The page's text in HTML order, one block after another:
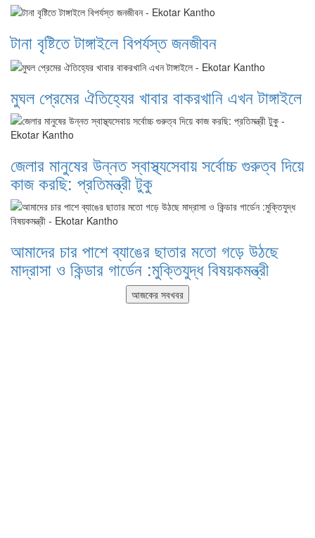
টানা বৃষ্টিতে টাঙ্গাইলে বিপর্যস্ত জনজীবন
মুঘল প্রেমের ঐতিহ্যের খাবার বাকরখানি এখন টাঙ্গাইলে
জেলার মানুষের উন্নত স্বাস্থ্যসেবায় সর্বোচ্চ গুরুত্ব দিয়ে
কাজ করছি: প্রতিমন্ত্রী টুকু
আমাদের চার পাশে ব্যাঙের ছাতার মতো গড়ে উঠছে
মাদ্রাসা ও কিন্ডার গার্ডেন :মুক্তিযুদ্ধ বিষয়কমন্ত্রী